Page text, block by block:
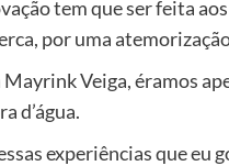
tem que ser feita
por uma
Veiga, éramos
d’água.
experiências que